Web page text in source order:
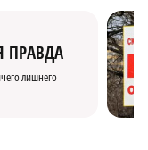
ПРАВДА
лишнего